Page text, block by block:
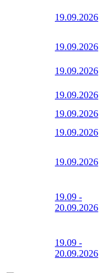
19.09.2026
19.09.2026
19.09.2026
19.09.2026
19.09.2026
19.09.2026
19.09.2026
19.09 -
20.09.2026
19.09 -
20.09.2026